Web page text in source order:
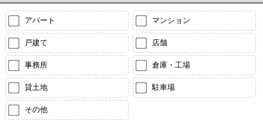
アパート マンション
戸建て 店舗
事務所 倉庫・工場
貸土地 駐車場
その他